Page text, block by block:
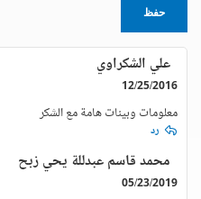
حفظ
علي الشكراوي
12/25/2016
معلومات وبينات هامة مع الشكر
رد
محمد قاسم عبدللة يحي زبح
05/23/2019